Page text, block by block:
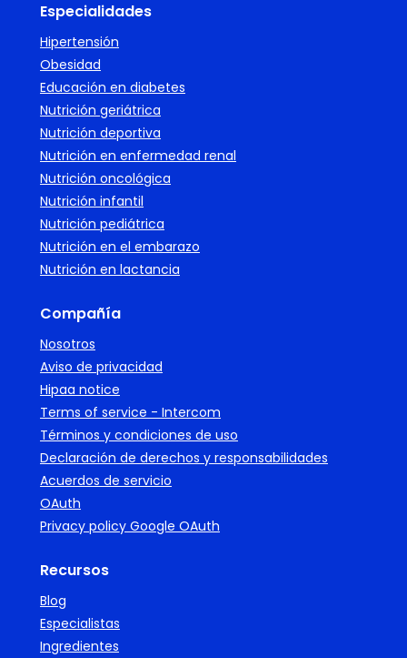
Especialidades
Hipertensión
Obesidad
Educación en diabetes
Nutrición geriátrica
Nutrición deportiva
Nutrición en enfermedad renal
Nutrición oncológica
Nutrición infantil
Nutrición pediátrica
Nutrición en el embarazo
Nutrición en lactancia
Compañía
Nosotros
Aviso de privacidad
Hipaa notice
Terms of service - Intercom
Términos y condiciones de uso
Declaración de derechos y responsabilidades
Acuerdos de servicio
OAuth
Privacy policy Google OAuth
Recursos
Blog
Especialistas
Ingredientes